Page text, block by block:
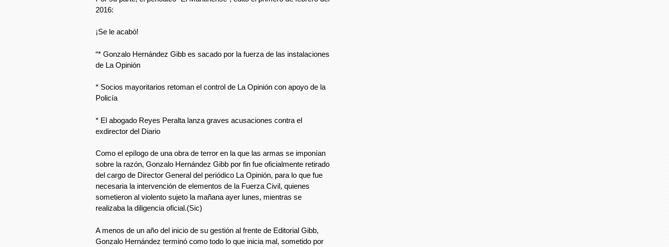
2016:
¡Se le acabó!
“* Gonzalo Hernández Gibb es sacado por la fuerza de las instalaciones
de La Opinión
* Socios mayoritarios retoman el control de La Opinión con apoyo de la
Policía
* El abogado Reyes Peralta lanza graves acusaciones contra el
exdirector del Diario
Como el epílogo de una obra de terror en la que las armas se imponían
sobre la razón, Gonzalo Hernández Gibb por fin fue oficialmente retirado
del cargo de Director General del periódico La Opinión, para lo que fue
necesaria la intervención de elementos de la Fuerza Civil, quienes
sometieron al violento sujeto la mañana ayer lunes, mientras se
realizaba la diligencia oficial.(Sic)
A menos de un año del inicio de su gestión al frente de Editorial Gibb,
Gonzalo Hernández terminó como todo lo que inicia mal, sometido por